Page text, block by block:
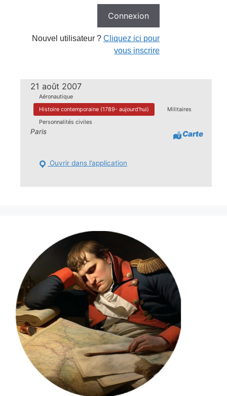
Nouvel utilisateur ?Cliquez ici pour
vous inscrire
21 août 2007
Aéronautique
Histoire contemporaine (1789- aujourd'hui)
Militaires
Personnalités civiles
Paris Carte
Ouvrir dans l’application